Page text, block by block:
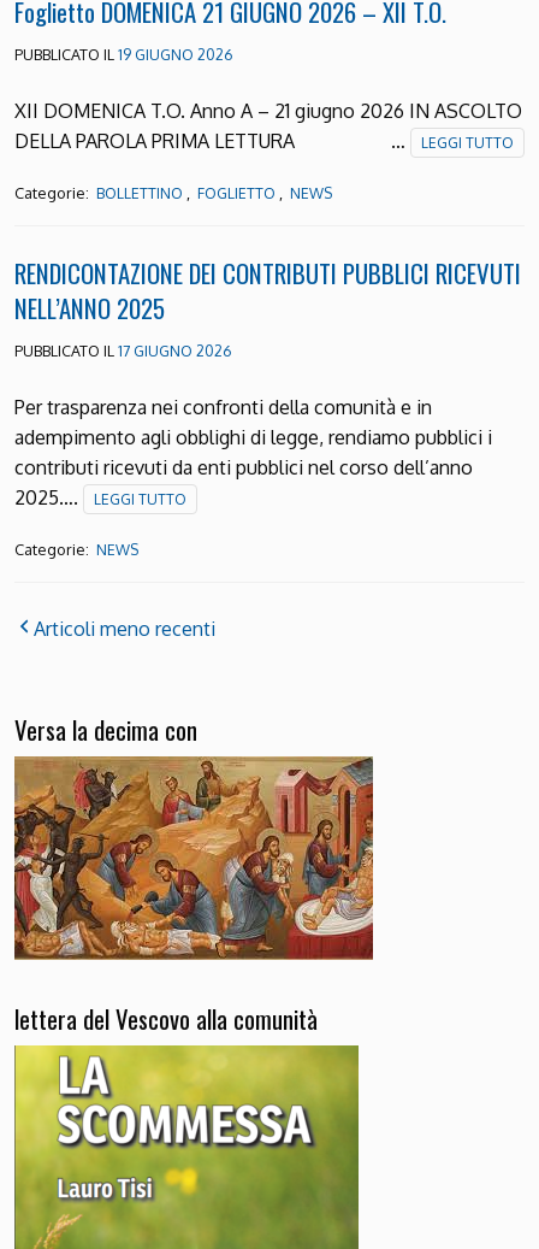
Foglietto DOMENICA 21 GIUGNO 2026 – XII T.O.
PUBBLICATO IL 19 GIUGNO 2026
XII DOMENICA T.O. Anno A – 21 giugno 2026 IN ASCOLTO
DELLA PAROLA PRIMA LETTURA …
LEGGI TUTTO
Categorie: BOLLETTINO FOGLIETTO NEWS
RENDICONTAZIONE DEI CONTRIBUTI PUBBLICI RICEVUTI
NELL’ANNO 2025
PUBBLICATO IL 17 GIUGNO 2026
Per trasparenza nei confronti della comunità e in
adempimento agli obblighi di legge, rendiamo pubblici i
contributi ricevuti da enti pubblici nel corso dell’anno
2025….
LEGGI TUTTO
Categorie: NEWS
Articoli meno recenti
Versa la decima con
lettera del Vescovo alla comunità